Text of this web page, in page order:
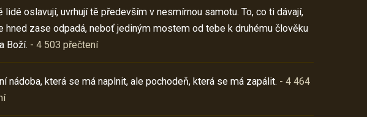
lidé oslavují, uvrhují tě především v nesmírnou samotu. To, co ti dávají,
hned zase odpadá, neboť jediným mostem od tebe k druhému člověku
Boží. - 4 503 přečtení
nádoba, která se má naplnit, ale pochodeň, která se má zapálit. - 4 464